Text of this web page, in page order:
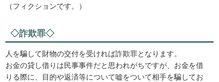
（フィクションです。）
◇詐欺罪◇
人を騙して財物の交付を受ければ詐欺罪となります。
お金の貸し借りは民事事件だと思われがちですが、お金を借
りる際に、目的や返済等について嘘をついて相手を騙してお